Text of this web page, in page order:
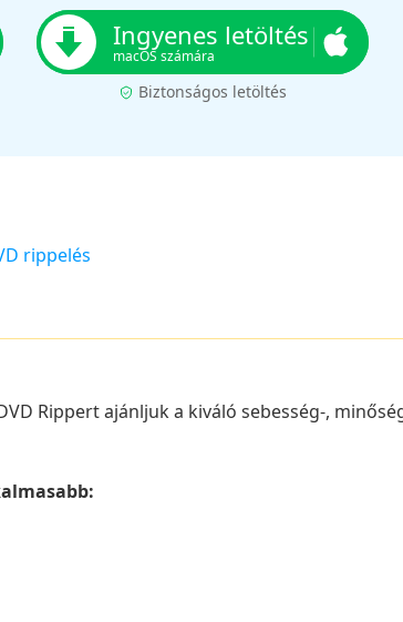
Ingyenes letöltés
macOS számára
Biztonságos letöltés
rippelés
Rippert ajánljuk a kiváló sebesség-,